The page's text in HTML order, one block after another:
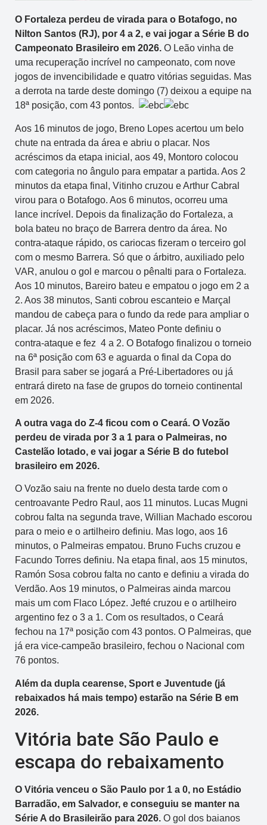
O Fortaleza perdeu de virada para o Botafogo, no
Nilton Santos (RJ), por 4 a 2, e vai jogar a Série B do
Campeonato Brasileiro em 2026. O Leão vinha de
uma recuperação incrível no campeonato, com nove
jogos de invencibilidade e quatro vitórias seguidas. Mas
a derrota na tarde deste domingo (7) deixou a equipe na
18ª posição, com 43 pontos.
Aos 16 minutos de jogo, Breno Lopes acertou um belo
chute na entrada da área e abriu o placar. Nos
acréscimos da etapa inicial, aos 49, Montoro colocou
com categoria no ângulo para empatar a partida. Aos 2
minutos da etapa final, Vitinho cruzou e Arthur Cabral
virou para o Botafogo. Aos 6 minutos, ocorreu uma
lance incrível. Depois da finalização do Fortaleza, a
bola bateu no braço de Barrera dentro da área. No
contra-ataque rápido, os cariocas fizeram o terceiro gol
com o mesmo Barrera. Só que o árbitro, auxiliado pelo
VAR, anulou o gol e marcou o pênalti para o Fortaleza.
Aos 10 minutos, Bareiro bateu e empatou o jogo em 2 a
2. Aos 38 minutos, Santi cobrou escanteio e Marçal
mandou de cabeça para o fundo da rede para ampliar o
placar. Já nos acréscimos, Mateo Ponte definiu o
contra-ataque e fez 4 a 2. O Botafogo finalizou o torneio
na 6ª posição com 63 e aguarda o final da Copa do
Brasil para saber se jogará a Pré-Libertadores ou já
entrará direto na fase de grupos do torneio continental
em 2026.
A outra vaga do Z-4 ficou com o Ceará. O Vozão
perdeu de virada por 3 a 1 para o Palmeiras, no
Castelão lotado, e vai jogar a Série B do futebol
brasileiro em 2026.
O Vozão saiu na frente no duelo desta tarde com o
centroavante Pedro Raul, aos 11 minutos. Lucas Mugni
cobrou falta na segunda trave, Willian Machado escorou
para o meio e o artilheiro definiu. Mas logo, aos 16
minutos, o Palmeiras empatou. Bruno Fuchs cruzou e
Facundo Torres definiu. Na etapa final, aos 15 minutos,
Ramón Sosa cobrou falta no canto e definiu a virada do
Verdão. Aos 19 minutos, o Palmeiras ainda marcou
mais um com Flaco López. Jefté cruzou e o artilheiro
argentino fez o 3 a 1. Com os resultados, o Ceará
fechou na 17ª posição com 43 pontos. O Palmeiras, que
já era vice-campeão brasileiro, fechou o Nacional com
76 pontos.
Além da dupla cearense, Sport e Juventude (já
rebaixados há mais tempo) estarão na Série B em
2026.
Vitória bate São Paulo e
escapa do rebaixamento
O Vitória venceu o São Paulo por 1 a 0, no Estádio
Barradão, em Salvador, e conseguiu se manter na
Série A do Brasileirão para 2026. O gol dos baianos